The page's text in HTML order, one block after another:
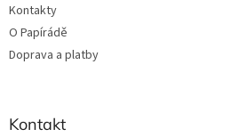
Kontakty
O Papírádě
Doprava a platby
Kontakt